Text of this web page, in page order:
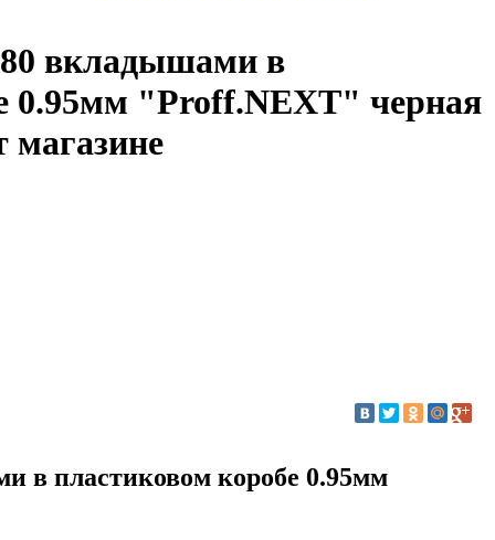
вкладышами в
0.95мм "Proff.NEXT" черная
магазине
в пластиковом коробе 0.95мм